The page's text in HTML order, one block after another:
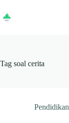
content
Tag soal cerita
Pendidikan